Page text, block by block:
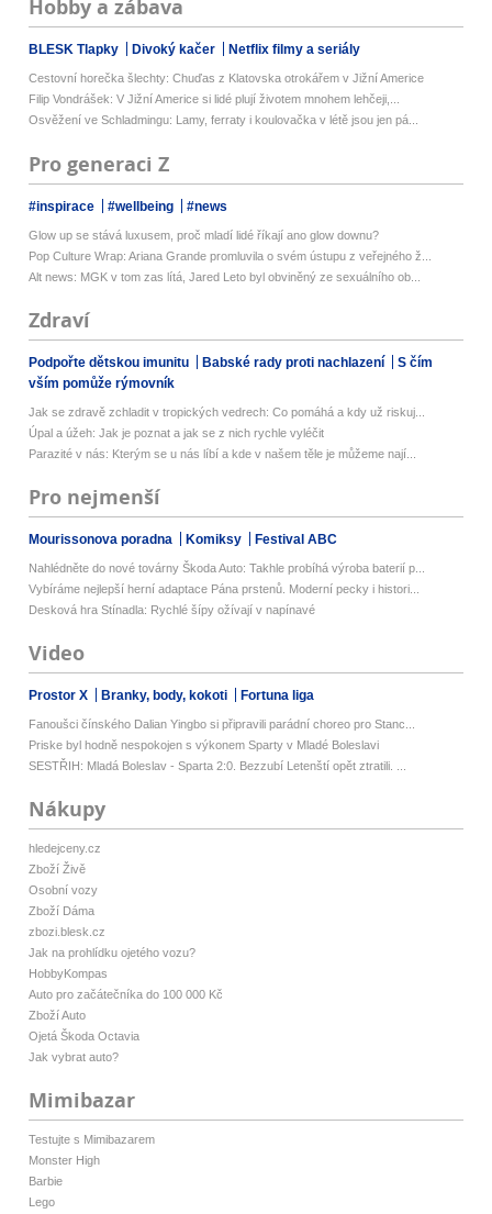
Hobby a zábava
BLESK Tlapky Divoký kačer Netflix filmy a seriály
Cestovní horečka šlechty: Chuďas z Klatovska otrokářem v Jižní Americe
Filip Vondrášek: V Jižní Americe si lidé plují životem mnohem lehčeji,...
Osvěžení ve Schladmingu: Lamy, ferraty i koulovačka v létě jsou jen pá...
Pro generaci Z
#inspirace #wellbeing #news
Glow up se stává luxusem, proč mladí lidé říkají ano glow downu?
Pop Culture Wrap: Ariana Grande promluvila o svém ústupu z veřejného ž...
Alt news: MGK v tom zas lítá, Jared Leto byl obviněný ze sexuálního ob...
Zdraví
Podpořte dětskou imunitu Babské rady proti nachlazení
S čím
vším pomůže rýmovník
Jak se zdravě zchladit v tropických vedrech: Co pomáhá a kdy už riskuj...
Úpal a úžeh: Jak je poznat a jak se z nich rychle vyléčit
Parazité v nás: Kterým se u nás líbí a kde v našem těle je můžeme nají...
Pro nejmenší
Mourissonova poradna Komiksy Festival ABC
Nahlédněte do nové továrny Škoda Auto: Takhle probíhá výroba baterií p...
Vybíráme nejlepší herní adaptace Pána prstenů. Moderní pecky i histori...
Desková hra Stínadla: Rychlé šípy ožívají v napínavé
Video
Prostor X Branky, body, kokoti Fortuna liga
Fanoušci čínského Dalian Yingbo si připravili parádní choreo pro Stanc...
Priske byl hodně nespokojen s výkonem Sparty v Mladé Boleslavi
SESTŘIH: Mladá Boleslav - Sparta 2:0. Bezzubí Letenští opět ztratili. ...
Nákupy
hledejceny.cz
Zboží Živě
Osobní vozy
Zboží Dáma
zbozi.blesk.cz
Jak na prohlídku ojetého vozu?
HobbyKompas
Auto pro začátečníka do 100 000 Kč
Zboží Auto
Ojetá Škoda Octavia
Jak vybrat auto?
Mimibazar
Testujte s Mimibazarem
Monster High
Barbie
Lego